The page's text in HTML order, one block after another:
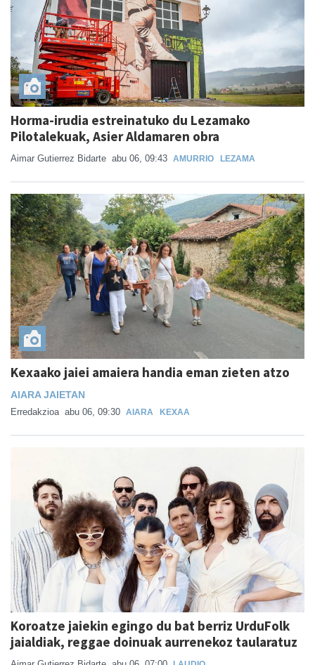
Horma-irudia estreinatuko du Lezamako
Pilotalekuak, Asier Aldamaren obra
Aimar Gutierrez Bidarte abu 06, 09:43 AMURRIO LEZAMA
Kexaako jaiei amaiera handia eman zieten atzo
AIARA JAIETAN
Erredakzioa abu 06, 09:30 AIARA KEXAA
Koroatze jaiekin egingo du bat berriz UrduFolk
jaialdiak, reggae doinuak aurrenekoz taularatuz